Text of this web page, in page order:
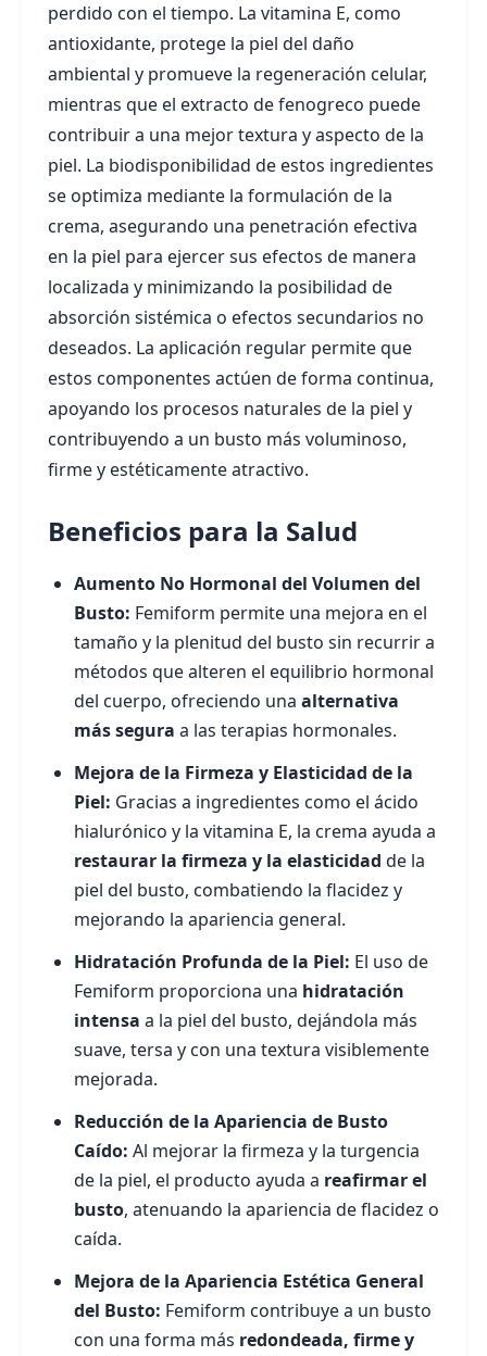
perdido con el tiempo. La vitamina E, como
antioxidante, protege la piel del daño
ambiental y promueve la regeneración celular,
mientras que el extracto de fenogreco puede
contribuir a una mejor textura y aspecto de la
piel. La biodisponibilidad de estos ingredientes
se optimiza mediante la formulación de la
crema, asegurando una penetración efectiva
en la piel para ejercer sus efectos de manera
localizada y minimizando la posibilidad de
absorción sistémica o efectos secundarios no
deseados. La aplicación regular permite que
estos componentes actúen de forma continua,
apoyando los procesos naturales de la piel y
contribuyendo a un busto más voluminoso,
firme y estéticamente atractivo.
Beneficios para la Salud
Aumento No Hormonal del Volumen del
Busto: Femiform permite una mejora en el
tamaño y la plenitud del busto sin recurrir a
métodos que alteren el equilibrio hormonal
del cuerpo, ofreciendo una alternativa
más segura a las terapias hormonales.
Mejora de la Firmeza y Elasticidad de la
Piel: Gracias a ingredientes como el ácido
hialurónico y la vitamina E, la crema ayuda a
restaurar la firmeza y la elasticidad de la
piel del busto, combatiendo la flacidez y
mejorando la apariencia general.
Hidratación Profunda de la Piel: El uso de
Femiform proporciona una hidratación
intensa a la piel del busto, dejándola más
suave, tersa y con una textura visiblemente
mejorada.
Reducción de la Apariencia de Busto
Caído: Al mejorar la firmeza y la turgencia
de la piel, el producto ayuda a reafirmar el
busto, atenuando la apariencia de flacidez o
caída.
Mejora de la Apariencia Estética General
del Busto: Femiform contribuye a un busto
con una forma más redondeada, firme y